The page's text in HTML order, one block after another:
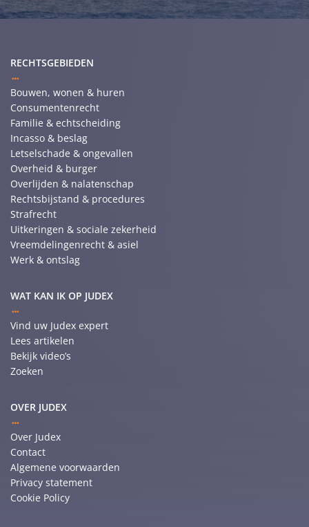
RECHTSGEBIEDEN
Bouwen, wonen & huren
Consumentenrecht
Familie & echtscheiding
Incasso & beslag
Letselschade & ongevallen
Overheid & burger
Overlijden & nalatenschap
Rechtsbijstand & procedures
Strafrecht
Uitkeringen & sociale zekerheid
Vreemdelingenrecht & asiel
Werk & ontslag
WAT KAN IK OP JUDEX
Vind uw Judex expert
Lees artikelen
Bekijk video’s
Zoeken
OVER JUDEX
Over Judex
Contact
Algemene voorwaarden
Privacy statement
Cookie Policy